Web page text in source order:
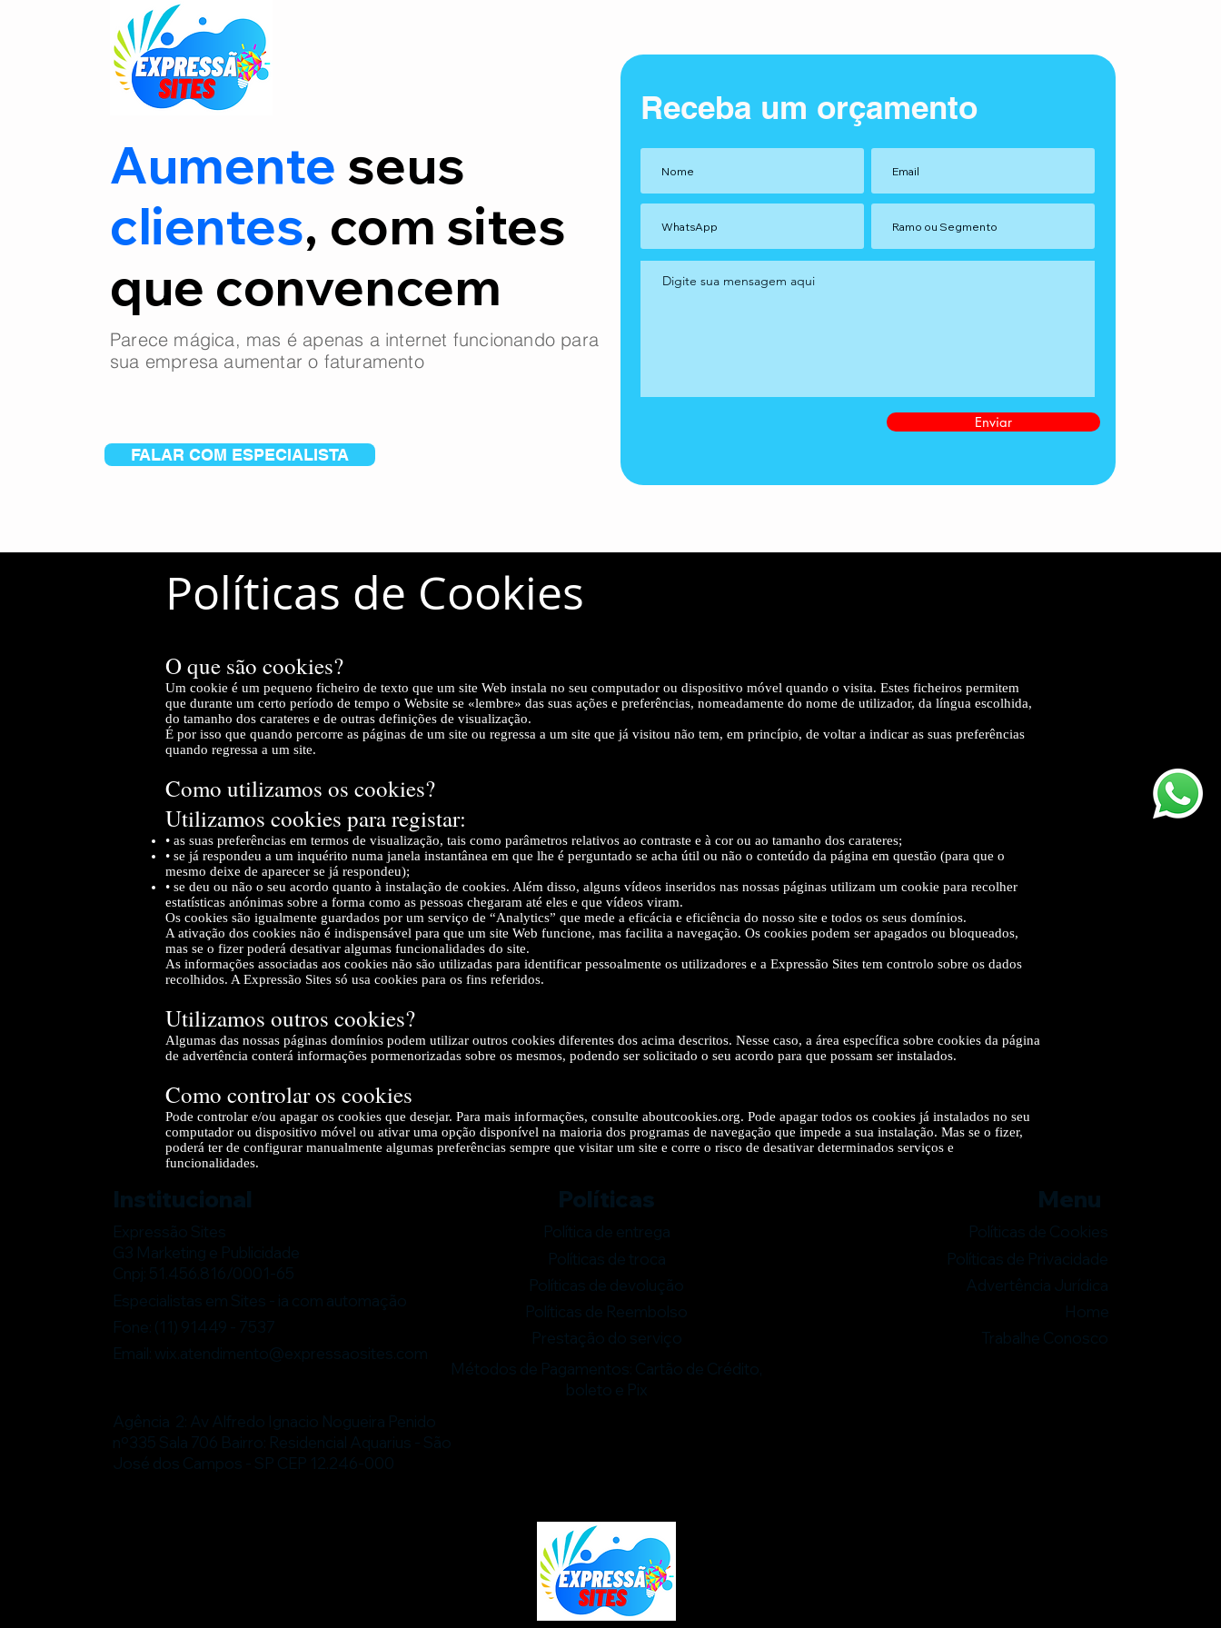
Aumente seus
clientes, com sites
que convencem
Parece mágica, mas é apenas a internet funcionando para
sua empresa aumentar o faturamento
FALAR COM ESPECIALISTA
Receba um orçamento
Enviar
Políticas de Cookies
O que são cookies?
Um cookie é um pequeno ficheiro de texto que um site Web instala no seu computador ou dispositivo móvel quando o visita. Estes ficheiros permitem
que durante um certo período de tempo o Website se «lembre» das suas ações e preferências, nomeadamente do nome de utilizador, da língua escolhida,
do tamanho dos carateres e de outras definições de visualização.
É por isso que quando percorre as páginas de um site ou regressa a um site que já visitou não tem, em princípio, de voltar a indicar as suas preferências
quando regressa a um site.
Como utilizamos os cookies?
Utilizamos cookies para registar:
• as suas preferências em termos de visualização, tais como parâmetros relativos ao contraste e à cor ou ao tamanho dos carateres;
• se já respondeu a um inquérito numa janela instantânea em que lhe é perguntado se acha útil ou não o conteúdo da página em questão (para que o
mesmo deixe de aparecer se já respondeu);
• se deu ou não o seu acordo quanto à instalação de cookies. Além disso, alguns vídeos inseridos nas nossas páginas utilizam um cookie para recolher
estatísticas anónimas sobre a forma como as pessoas chegaram até eles e que vídeos viram.
Os cookies são igualmente guardados por um serviço de “Analytics” que mede a eficácia e eficiência do nosso site e todos os seus domínios.
A ativação dos cookies não é indispensável para que um site Web funcione, mas facilita a navegação. Os cookies podem ser apagados ou bloqueados,
mas se o fizer poderá desativar algumas funcionalidades do site.
As informações associadas aos cookies não são utilizadas para identificar pessoalmente os utilizadores e a Expressão Sites tem controlo sobre os dados
recolhidos. A Expressão Sites só usa cookies para os fins referidos.
Utilizamos outros cookies?
Algumas das nossas páginas domínios podem utilizar outros cookies diferentes dos acima descritos. Nesse caso, a área específica sobre cookies da página
de advertência conterá informações pormenorizadas sobre os mesmos, podendo ser solicitado o seu acordo para que possam ser instalados.
Como controlar os cookies
Pode controlar e/ou apagar os cookies que desejar. Para mais informações, consulte aboutcookies.org. Pode apagar todos os cookies já instalados no seu
computador ou dispositivo móvel ou ativar uma opção disponível na maioria dos programas de navegação que impede a sua instalação. Mas se o fizer,
poderá ter de configurar manualmente algumas preferências sempre que visitar um site e corre o risco de desativar determinados serviços e
funcionalidades.
Institucional
Expressão Sites
G3 Marketing e Publicidade
Cnpj: 51.456.816/0001-65
Especialistas em Sites - ia com automação
Fone: (11) 91449 - 7537
Email: wix.atendimento@expressaosites.com
Agência 2: Av Alfredo Ignacio Nogueira Penido
nº335 Sala 706 Bairro: Residencial Aquarius - São
José dos Campos - SP CEP 12.246-000
Políticas
Política de entrega
Políticas de troca
Políticas de devolução
Políticas de Reembolso
Prestação do serviço
Métodos de Pagamentos: Cartão de Crédito,
boleto e Pix
Menu
Políticas de Cookies
Políticas de Privacidade
Advertência Jurídica
Home
Trabalhe Conosco